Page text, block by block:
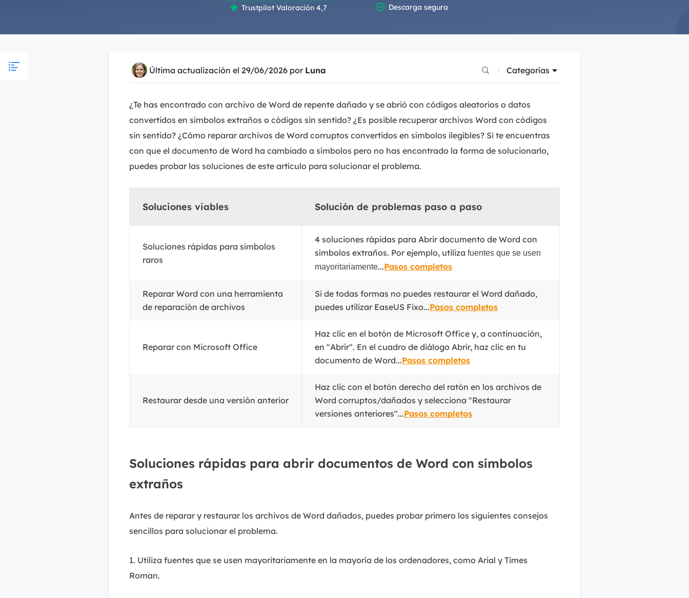
Restaurar & Reparar archivos EDB.
Recuperar particiones eliminadas o perdidas.
Recuperar correo electrónico de Outlook.
MS SQL Recovery
Recuperar bases de datos MS SQL.
Despliegue inteligente de Windows.
Video Converter
EaseUS VoiceWave
MakeMyAudio
 Trustpilot Valoración 4,7  Descarga segura
Última actualización el 29/06/2026 por Luna Categorías
¿Te has encontrado con archivo de Word de repente dañado y se abrió con códigos aleatorios o datos
convertidos en símbolos extraños o códigos sin sentido? ¿Es posible recuperar archivos Word con códigos
sin sentido? ¿Cómo reparar archivos de Word corruptos convertidos en símbolos ilegibles? Si te encuentras
con que el documento de Word ha cambiado a símbolos pero no has encontrado la forma de solucionarlo,
puedes probar las soluciones de este artículo para solucionar el problema.
Soluciones viables Solución de problemas paso a paso
Soluciones rápidas para símbolos
raros
4 soluciones rápidas para Abrir documento de Word con
símbolos extraños. Por ejemplo, utiliza fuentes que se usen
mayoritariamente...Pasos completos
Reparar Word con una herramienta
de reparación de archivos
Si de todas formas no puedes restaurar el Word dañado,
puedes utilizar EaseUS Fixo...Pasos completos
Reparar con Microsoft Office
Haz clic en el botón de Microsoft Office y, a continuación,
en "Abrir". En el cuadro de diálogo Abrir, haz clic en tu
documento de Word...Pasos completos
Restaurar desde una versión anterior
Haz clic con el botón derecho del ratón en los archivos de
Word corruptos/dañados y selecciona "Restaurar
versiones anteriores"...Pasos completos
Soluciones rápidas para abrir documentos de Word con símbolos
extraños
Antes de reparar y restaurar los archivos de Word dañados, puedes probar primero los siguientes consejos
sencillos para solucionar el problema.
1. Utiliza fuentes que se usen mayoritariamente en la mayoría de los ordenadores, como Arial y Times
Roman.